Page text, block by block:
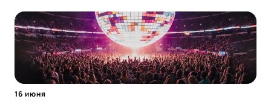
16 июня